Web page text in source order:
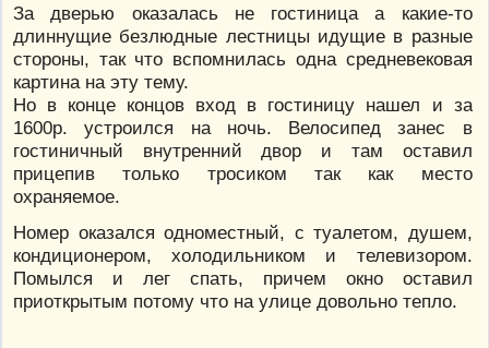
За дверью оказалась не гостиница а какие-то
длиннущие безлюдные лестницы идущие в разные
стороны, так что вспомнилась одна средневековая
картина на эту тему.
Но в конце концов вход в гостиницу нашел и за
1600р. устроился на ночь. Велосипед занес в
гостиничный внутренний двор и там оставил
прицепив только тросиком так как место
охраняемое.
Номер оказался одноместный, с туалетом, душем,
кондиционером, холодильником и телевизором.
Помылся и лег спать, причем окно оставил
приоткрытым потому что на улице довольно тепло.